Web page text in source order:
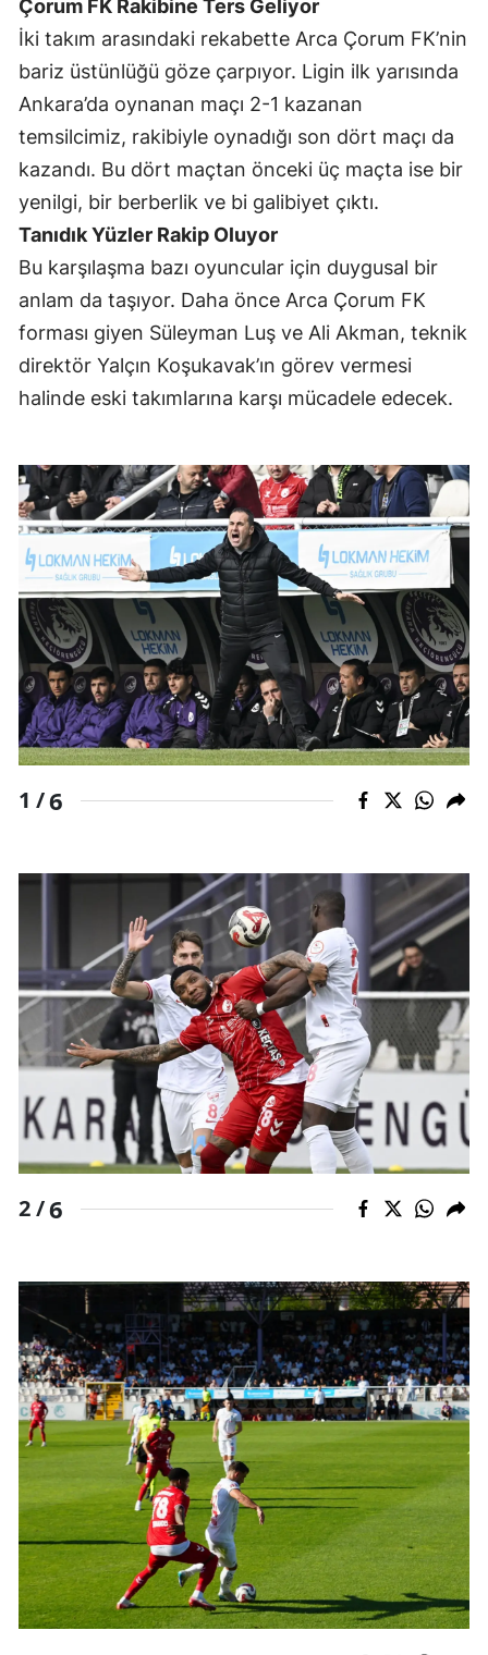
Yalova
Karabük
Kilis
Osmaniye
Çorum FK Rakibine Ters Geliyor
İki takım arasındaki rekabette Arca Çorum FK’nin
bariz üstünlüğü göze çarpıyor. Ligin ilk yarısında
Ankara’da oynanan maçı 2-1 kazanan
temsilcimiz, rakibiyle oynadığı son dört maçı da
kazandı. Bu dört maçtan önceki üç maçta ise bir
yenilgi, bir berberlik ve bi galibiyet çıktı.
Tanıdık Yüzler Rakip Oluyor
Bu karşılaşma bazı oyuncular için duygusal bir
anlam da taşıyor. Daha önce Arca Çorum FK
forması giyen Süleyman Luş ve Ali Akman, teknik
direktör Yalçın Koşukavak’ın görev vermesi
halinde eski takımlarına karşı mücadele edecek.
1 /6
2 /6